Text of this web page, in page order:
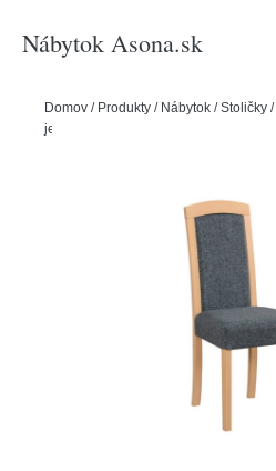
Nábytok Asona.sk
Domov / Produkty / Nábytok /Stoličky /
jedálenské stoličky